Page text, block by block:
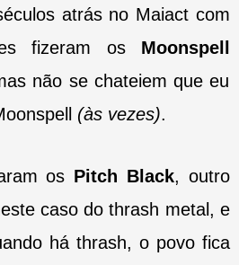
atrás no Maiact com
fizeram os Moonspell
não se chateiem que eu
(às vezes).
os Pitch Black, outro
caso do thrash metal, e
há thrash, o povo fica